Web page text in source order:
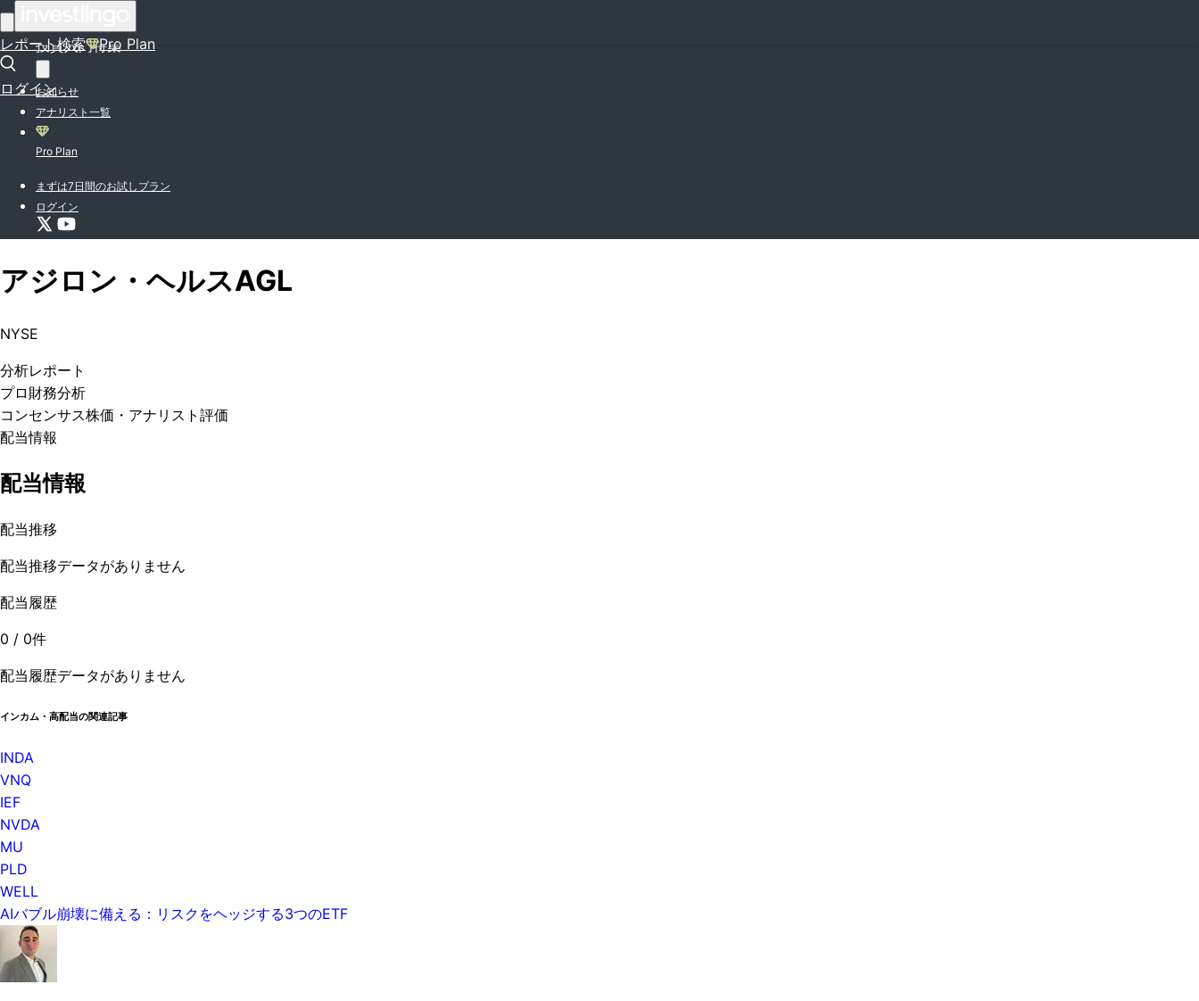
レポート検索 Pro Plan
ログイン
投資入門特集
お知らせ
アナリスト一覧
Pro Plan
まずは7日間のお試しプラン
ログイン
アジロン・ヘルスAGL
NYSE
分析レポート
プロ 財務分析
コンセンサス株価 ・アナリスト評価
配当情報
配当情報
配当推移
配当推移データがありません
配当履歴
0 / 0件
配当履歴データがありません
インカム・高配当の関連記事
INDA
VNQ
IEF
NVDA
MU
PLD
WELL
AIバブル崩壊に備える：リスクをヘッジする3つのETF